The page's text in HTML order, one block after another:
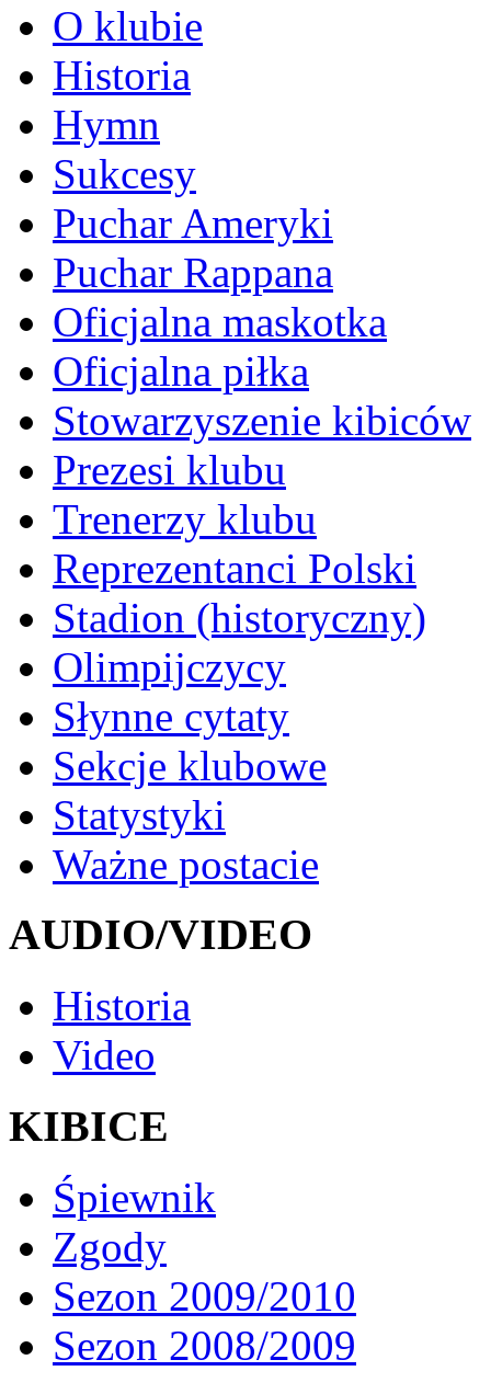
O klubie
Historia
Hymn
Sukcesy
Puchar Ameryki
Puchar Rappana
Oficjalna maskotka
Oficjalna piłka
Stowarzyszenie kibiców
Prezesi klubu
Trenerzy klubu
Reprezentanci Polski
Stadion (historyczny)
Olimpijczycy
Słynne cytaty
Sekcje klubowe
Statystyki
Ważne postacie
AUDIO/VIDEO
Historia
Video
KIBICE
Śpiewnik
Zgody
Sezon 2009/2010
Sezon 2008/2009